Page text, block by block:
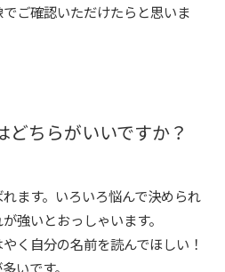
ご確認いただけたらと思いま
どちらがいいですか？
ます。いろいろ悩んで決められ
強いとおっしゃいます。
く自分の名前を読んでほしい！
いです。